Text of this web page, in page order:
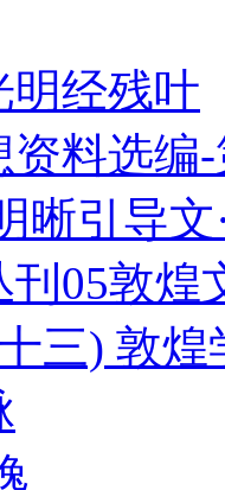
明经残叶
料选编
晰引导
05敦煌
三) 敦